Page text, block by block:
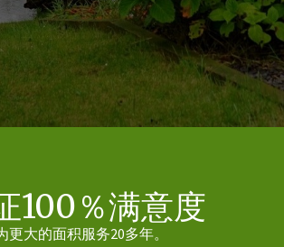
100％满意度
更大的面积服务20多年。